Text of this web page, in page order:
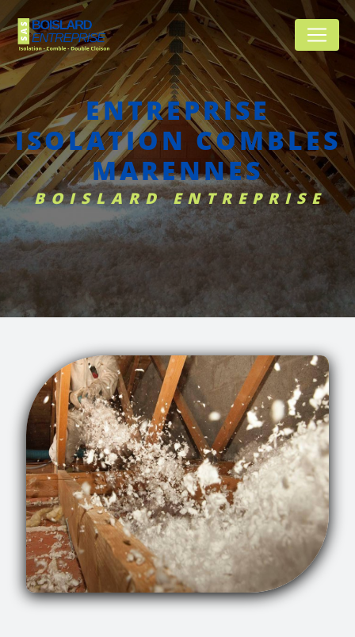
ENTREPRISE
ISOLATION COMBLES
MARENNES
BOISLARD ENTREPRISE
Panneau de gestion des cookies